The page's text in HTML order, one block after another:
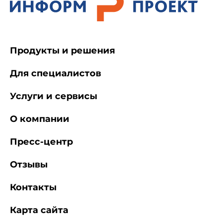
нормативных актов федеральных органов
следующие понятия и определения:
оценка соответствия объекта экспертизы
которой является заключение.
Продукты и решения
Для специалистов
Услуги и сервисы
О компании
Пресс-центр
Отзывы
Контакты
Карта сайта